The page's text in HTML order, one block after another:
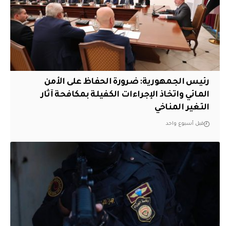
رئيس الجمهورية: ضرورة الحفاظ على الأمن
المائي واتخاذ الإجراءات الكفيلة بمكافحة آثار
التغير المناخي
قبل أسبوع واحد